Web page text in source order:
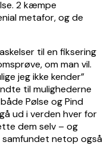
2 kæmpe
metafor, og de
til en fiksering
om man vil.
jeg ikke kender”
til mulighederne
Pølse og Pind
ud i verden hver for
dem selv – og
samfundet netop også